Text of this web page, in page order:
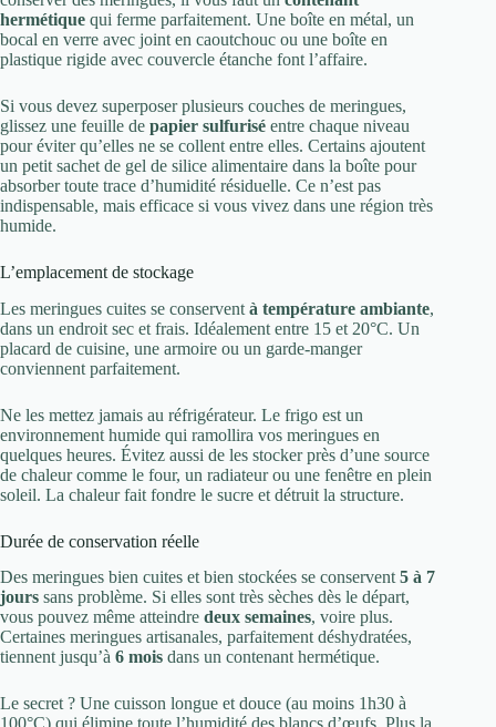
hermétique qui ferme parfaitement. Une boîte en métal, un
bocal en verre avec joint en caoutchouc ou une boîte en
plastique rigide avec couvercle étanche font l’affaire.
Si vous devez superposer plusieurs couches de meringues,
glissez une feuille de papier sulfurisé entre chaque niveau
pour éviter qu’elles ne se collent entre elles. Certains ajoutent
un petit sachet de gel de silice alimentaire dans la boîte pour
absorber toute trace d’humidité résiduelle. Ce n’est pas
indispensable, mais efficace si vous vivez dans une région très
humide.
L’emplacement de stockage
Les meringues cuites se conservent à température ambiante,
dans un endroit sec et frais. Idéalement entre 15 et 20°C. Un
placard de cuisine, une armoire ou un garde-manger
conviennent parfaitement.
Ne les mettez jamais au réfrigérateur. Le frigo est un
environnement humide qui ramollira vos meringues en
quelques heures. Évitez aussi de les stocker près d’une source
de chaleur comme le four, un radiateur ou une fenêtre en plein
soleil. La chaleur fait fondre le sucre et détruit la structure.
Durée de conservation réelle
Des meringues bien cuites et bien stockées se conservent5 à 7
jours sans problème. Si elles sont très sèches dès le départ,
vous pouvez même atteindre deux semaines, voire plus.
Certaines meringues artisanales, parfaitement déshydratées,
tiennent jusqu’à 6 mois dans un contenant hermétique.
Le secret ? Une cuisson longue et douce (au moins 1h30 à